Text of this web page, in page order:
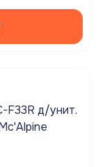
F33R д/унит.